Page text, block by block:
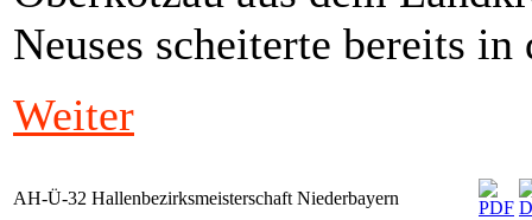
Neuses scheiterte bereits in
Weiter
AH-Ü-32 Hallenbezirksmeisterschaft Niederbayern